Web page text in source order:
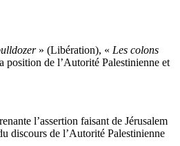
» (Libération), « Les colons
position de l’Autorité Palestinienne et
l’assertion faisant de Jérusalem
discours de l’Autorité Palestinienne